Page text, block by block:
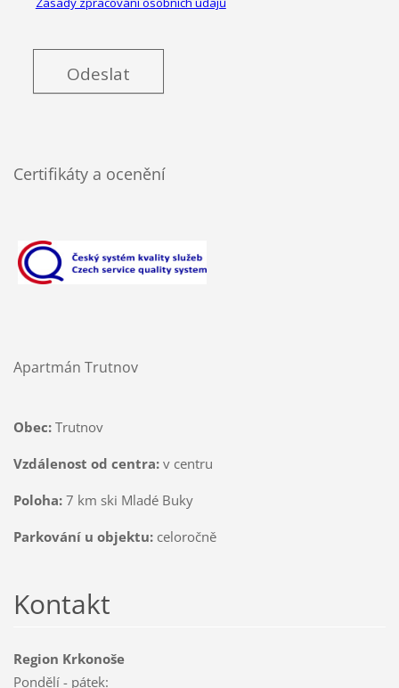
Certifikáty a ocenění
Apartmán Trutnov
Obec:Trutnov
Vzdálenost od centra:v centru
Poloha:7 km ski Mladé Buky
Parkování u objektu:celoročně
Kontakt
Region Krkonoše
Pondělí - pátek: